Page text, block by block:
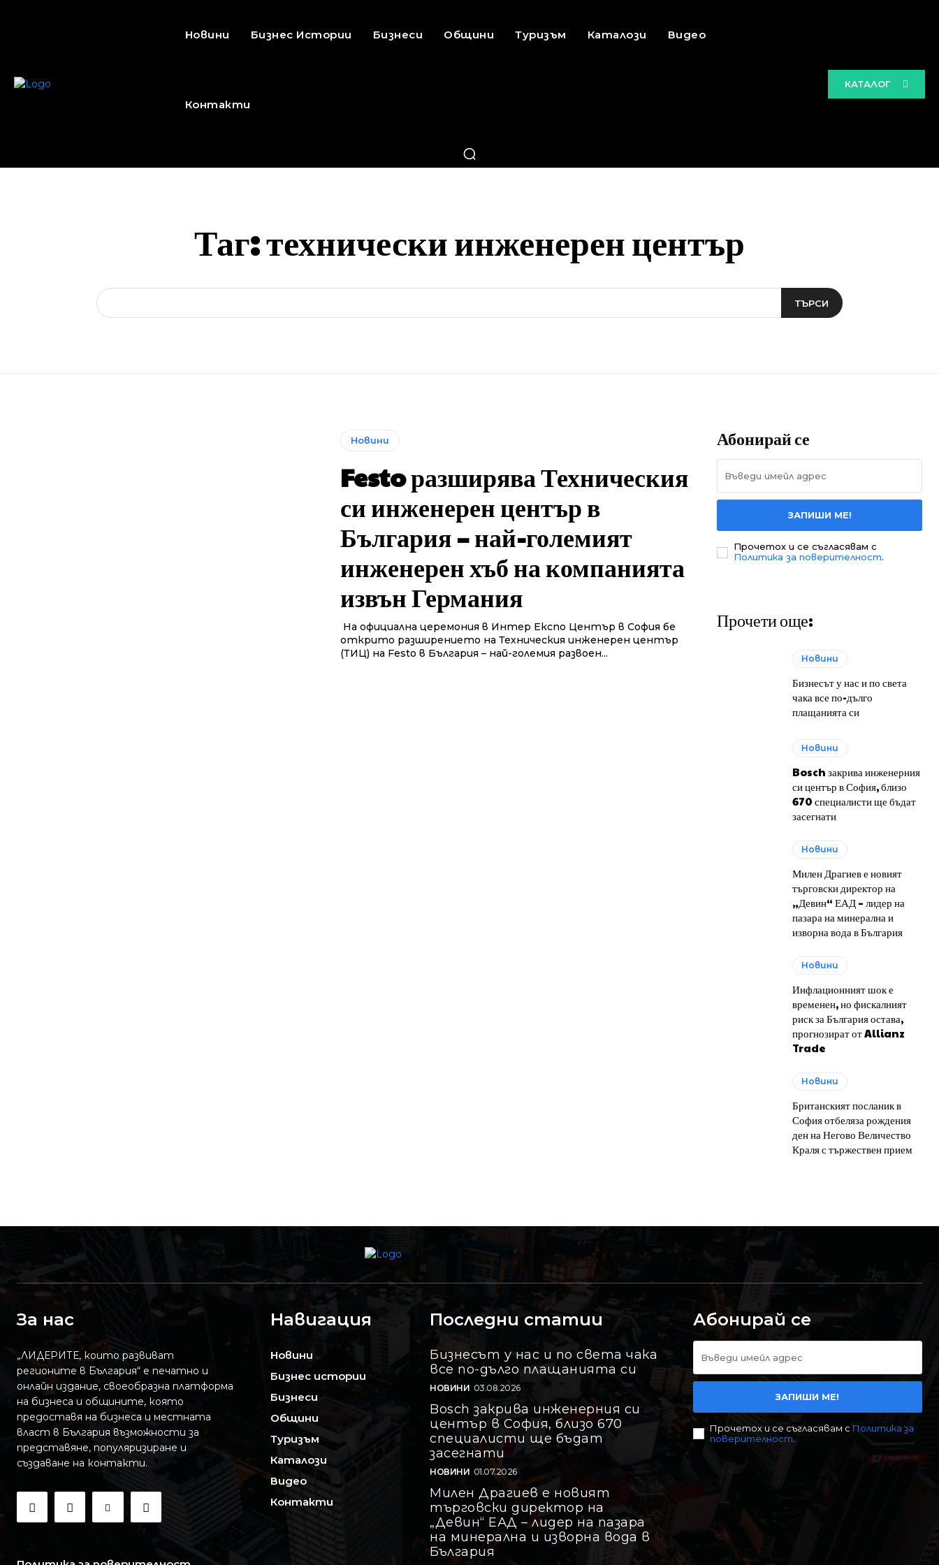
Новини Бизнес Истории Бизнеси Общини Туризъм Каталози Видео
Контакти
КАТАЛОГ
Таг:технически инженерен център
ТЪРСИ
Новини
Festo разширява Техническия
си инженерен център в
България – най-големият
инженерен хъб на компанията
извън Германия
На официална церемония в Интер Експо Център в София бе
открито разширението на Техническия инженерен център
(ТИЦ) на Festo в България – най-големия развоен...
Абонирай се
ЗАПИШИ МЕ!
Прочетох и се съгласявам с
Политика за поверителност.
Прочети още:
Новини
Бизнесът у нас и по света
чака все по-дълго
плащанията си
Новини
Bosch закрива инженерния
си център в София, близо
670 специалисти ще бъдат
засегнати
Новини
Милен Драгиев е новият
търговски директор на
„Девин“ ЕАД – лидер на
пазара на минерална и
изворна вода в България
Новини
Инфлационният шок е
временен, но фискалният
риск за България остава,
прогнозират от Allianz
Trade
Новини
Британският посланик в
София отбеляза рождения
ден на Негово Величество
Краля с тържествен прием
За нас
„ЛИДЕРИТЕ, които развиват
регионите в България“ е печатно и
онлайн издание, своеобразна платформа
на бизнеса и общините, която
предоставя на бизнесa и местната
власт в България възможности за
представяне, популяризиране и
създаване на контакти.
Навигация
Новини
Бизнес истории
Бизнеси
Общини
Туризъм
Каталози
Видео
Контакти
Последни статии
Бизнесът у нас и по света чака
все по-дълго плащанията си
НОВИНИ 03.08.2026
Bosch закрива инженерния си
център в София, близо 670
специалисти ще бъдат
засегнати
НОВИНИ 01.07.2026
Милен Драгиев е новият
търговски директор на
„Девин“ ЕАД – лидер на пазара
на минерална и изворна вода в
България
Абонирай се
ЗАПИШИ МЕ!
Прочетох и се съгласявам с Политика за
поверителност.